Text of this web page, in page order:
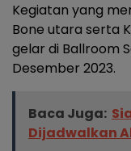
Kegiatan yang
Bone utara serta
gelar di Ballroom
Desember 2023.
Baca Juga:
Dijadwalkan